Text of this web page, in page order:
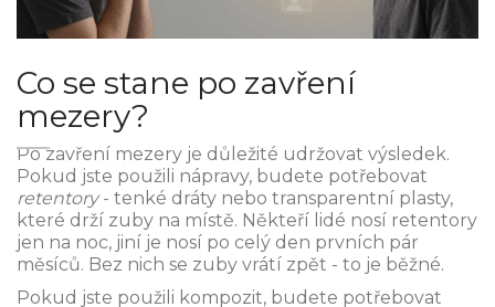
Co se stane po zavření
mezery?
Po zavření mezery je důležité udržovat výsledek.
Pokud jste použili nápravy, budete potřebovat
retentory- tenké dráty nebo transparentní plasty,
které drží zuby na místě. Někteří lidé nosí retentory
jen na noc, jiní je nosí po celý den prvních pár
měsíců. Bez nich se zuby vrátí zpět - to je běžné.
Pokud jste použili kompozit, budete potřebovat